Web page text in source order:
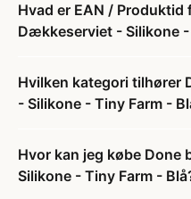
Hvad er EAN / Produktid
Dækkeserviet - Silikone -
Hvilken kategori tilhører
- Silikone - Tiny Farm -
Hvor kan jeg købe Done
Silikone - Tiny Farm -